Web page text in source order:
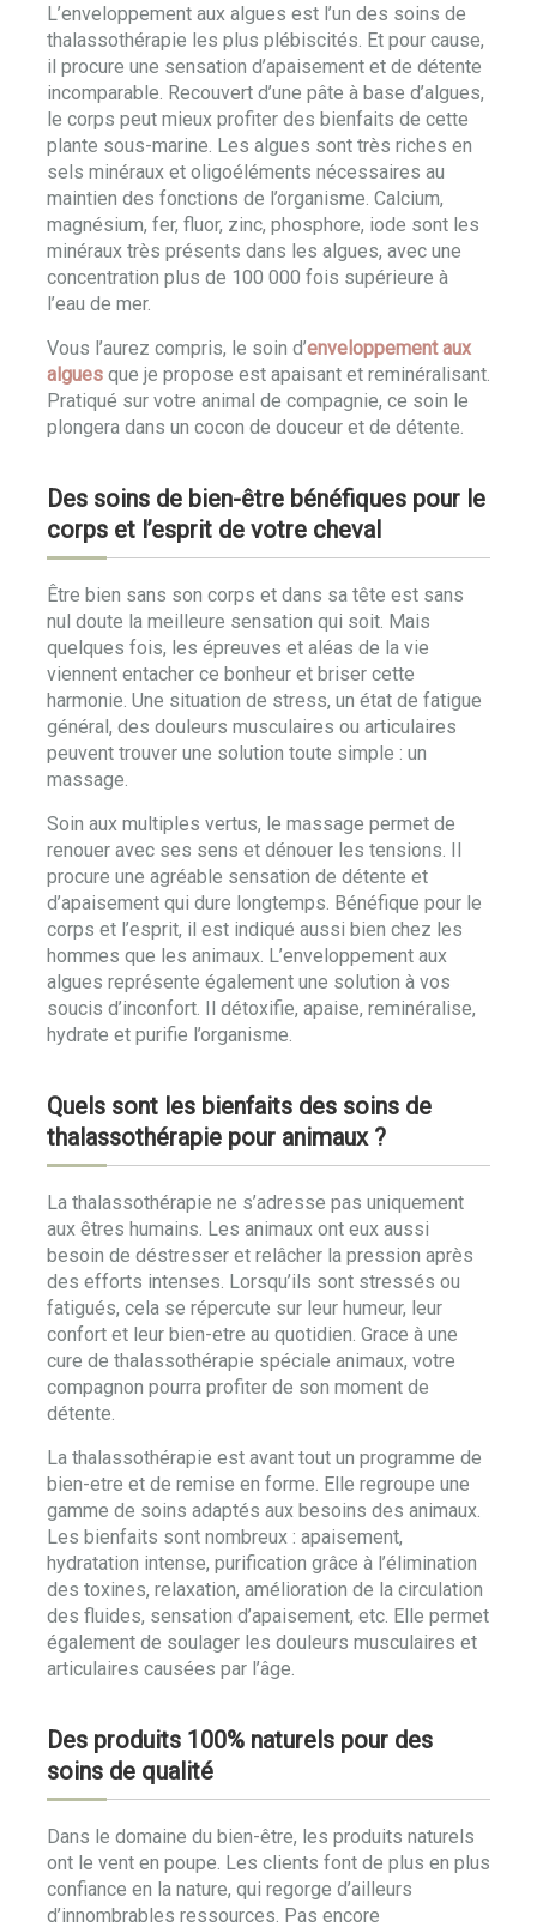
L’enveloppement aux algues est l’un des soins de
thalassothérapie les plus plébiscités. Et pour cause,
il procure une sensation d’apaisement et de détente
incomparable. Recouvert d’une pâte à base d’algues,
le corps peut mieux profiter des bienfaits de cette
plante sous-marine. Les algues sont très riches en
sels minéraux et oligoéléments nécessaires au
maintien des fonctions de l’organisme. Calcium,
magnésium, fer, fluor, zinc, phosphore, iode sont les
minéraux très présents dans les algues, avec une
concentration plus de 100 000 fois supérieure à
l’eau de mer.
Vous l’aurez compris, le soin d’enveloppement aux
algues que je propose est apaisant et reminéralisant.
Pratiqué sur votre animal de compagnie, ce soin le
plongera dans un cocon de douceur et de détente.
Des soins de bien-être bénéfiques pour le
corps et l’esprit de votre cheval
Être bien sans son corps et dans sa tête est sans
nul doute la meilleure sensation qui soit. Mais
quelques fois, les épreuves et aléas de la vie
viennent entacher ce bonheur et briser cette
harmonie. Une situation de stress, un état de fatigue
général, des douleurs musculaires ou articulaires
peuvent trouver une solution toute simple : un
massage.
Soin aux multiples vertus, le massage permet de
renouer avec ses sens et dénouer les tensions. Il
procure une agréable sensation de détente et
d’apaisement qui dure longtemps. Bénéfique pour le
corps et l’esprit, il est indiqué aussi bien chez les
hommes que les animaux. L’enveloppement aux
algues représente également une solution à vos
soucis d’inconfort. Il détoxifie, apaise, reminéralise,
hydrate et purifie l’organisme.
Quels sont les bienfaits des soins de
thalassothérapie pour animaux ?
La thalassothérapie ne s’adresse pas uniquement
aux êtres humains. Les animaux ont eux aussi
besoin de déstresser et relâcher la pression après
des efforts intenses. Lorsqu’ils sont stressés ou
fatigués, cela se répercute sur leur humeur, leur
confort et leur bien-etre au quotidien. Grace à une
cure de thalassothérapie spéciale animaux, votre
compagnon pourra profiter de son moment de
détente.
La thalassothérapie est avant tout un programme de
bien-etre et de remise en forme. Elle regroupe une
gamme de soins adaptés aux besoins des animaux.
Les bienfaits sont nombreux : apaisement,
hydratation intense, purification grâce à l’élimination
des toxines, relaxation, amélioration de la circulation
des fluides, sensation d’apaisement, etc. Elle permet
également de soulager les douleurs musculaires et
articulaires causées par l’âge.
Des produits 100% naturels pour des
soins de qualité
Dans le domaine du bien-être, les produits naturels
ont le vent en poupe. Les clients font de plus en plus
confiance en la nature, qui regorge d’ailleurs
d’innombrables ressources. Pas encore